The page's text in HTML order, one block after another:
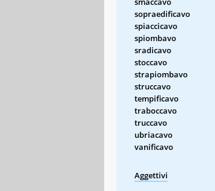
sopraedificavo
spiaccicavo
spiombavo
sradicavo
stoccavo
strapiombavo
struccavo
tempificavo
traboccavo
truccavo
ubriacavo
vanificavo
Aggettivi